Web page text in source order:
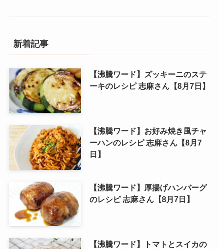
新着記事
【沸騰ワード】ズッキーニのステ
ーキのレシピ 志麻さん【8月7日】
【沸騰ワード】お好み焼き風チャ
ーハンのレシピ 志麻さん【8月7
日】
【沸騰ワード】厚揚げハンバーグ
のレシピ 志麻さん【8月7日】
【沸騰ワード】トマトとスイカの